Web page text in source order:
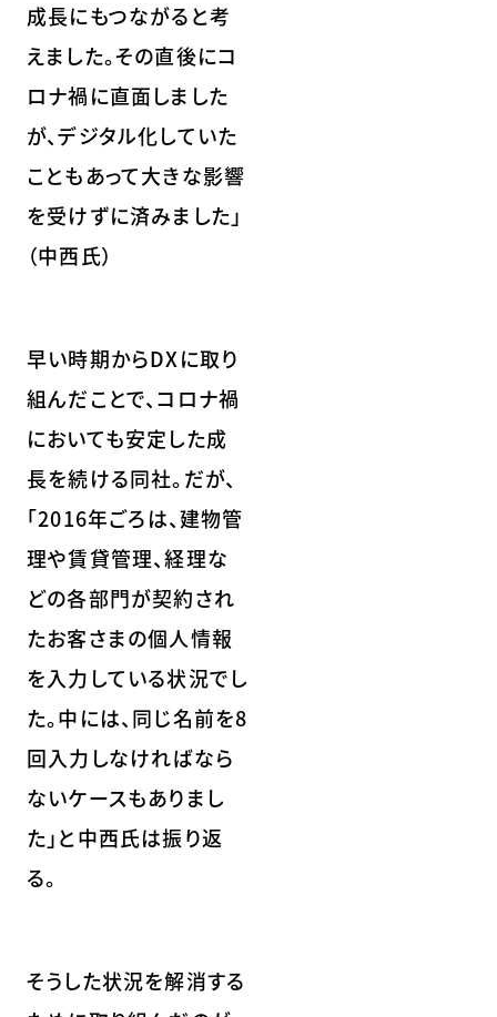
成長にもつながると考
えました。その直後にコ
ロナ禍に直面しました
が、デジタル化していた
こともあって大きな影響
を受けずに済みました」
（中西氏）
早い時期からDXに取り
組んだことで、コロナ禍
においても安定した成
長を続ける同社。だが、
「2016年ごろは、建物管
理や賃貸管理、経理な
どの各部門が契約され
たお客さまの個人情報
を入力している状況でし
た。中には、同じ名前を8
回入力しなければなら
ないケースもありまし
た」と中西氏は振り返
る。
そうした状況を解消する